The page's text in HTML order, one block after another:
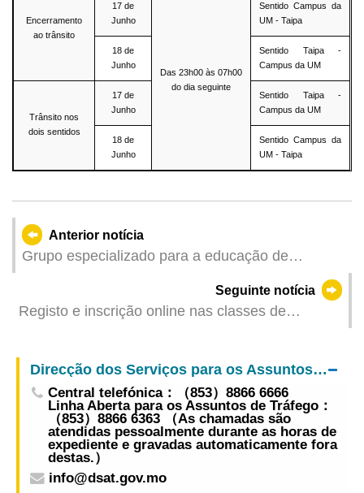
Encerramento
ao trânsito
17 de
Junho
Das 23h00 às 07h00
do dia seguinte
Sentido Campus da
UM - Taipa
18 de
Junho
Sentido Taipa -
Campus da UM
Trânsito nos
dois sentidos
17 de
Junho
Sentido Taipa -
Campus da UM
18 de
Junho
Sentido Campus da
UM - Taipa
Anterior notícia
Grupo especializado para a educação de
consumidores das comunidades mais vulneráveis
visitou a Polícia Judiciária para estudar a
cooperação
Seguinte notícia
Registo e inscrição online nas classes de
Junho
Direcção dos Serviços para os Assuntos de Tráfego
Central telefónica：（853）8866 6666
Linha Aberta para os Assuntos de Tráfego：
（853）8866 6363 （As chamadas são
atendidas pessoalmente durante as horas de
expediente e gravadas automaticamente fora
destas.）
info@dsat.gov.mo